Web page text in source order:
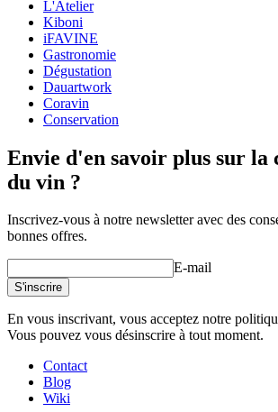
L'Atelier
Kiboni
iFAVINE
Gastronomie
Dégustation
Dauartwork
Coravin
Conservation
Envie d'en savoir plus sur la
du vin ?
Inscrivez-vous à notre newsletter avec des
bonnes offres.
E-mail
S'inscrire
En vous inscrivant, vous acceptez notre
Vous pouvez vous désinscrire à tout moment.
Contact
Blog
Wiki